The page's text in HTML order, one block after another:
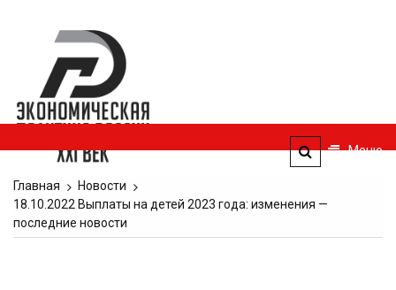
содержимому
век
Меню
Главная
Новости
18.10.2022 Выплаты на детей 2023 года: изменения —
последние новости